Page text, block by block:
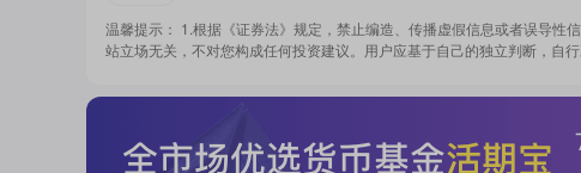
温馨提示： 1.根据《证券法》规定，禁止编造、传播虚假信息或者误导性
站立场无关，不对您构成任何投资建议。用户应基于自己的独立判断，自行